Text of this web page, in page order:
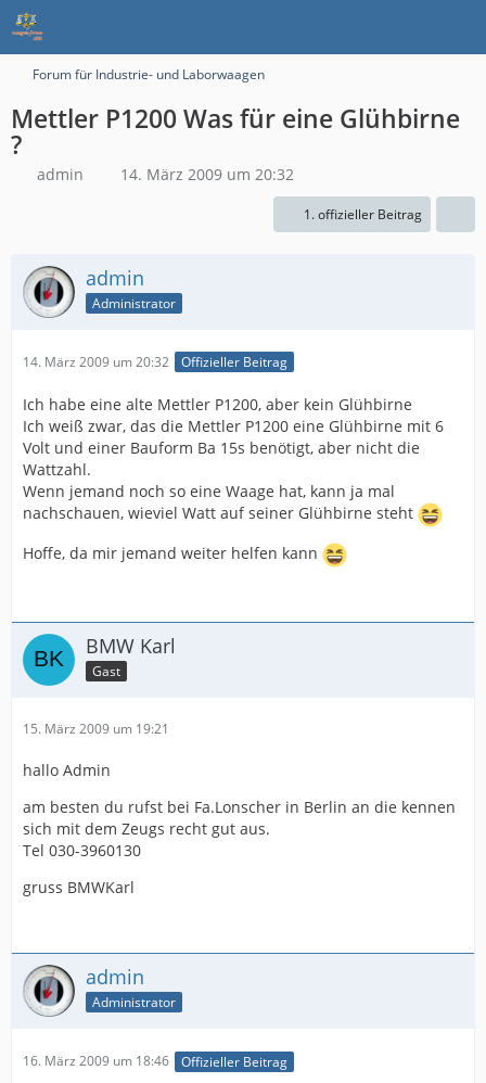
Forum für Industrie- und Laborwaagen
Mettler P1200 Was für eine Glühbirne
?
admin 14. März 2009 um 20:32
1. offizieller Beitrag
admin
Administrator
14. März 2009 um 20:32 Offizieller Beitrag
Ich habe eine alte Mettler P1200, aber kein Glühbirne
Ich weiß zwar, das die Mettler P1200 eine Glühbirne mit 6
Volt und einer Bauform Ba 15s benötigt, aber nicht die
Wattzahl.
Wenn jemand noch so eine Waage hat, kann ja mal
nachschauen, wieviel Watt auf seiner Glühbirne steht
Hoffe, da mir jemand weiter helfen kann
BMW Karl
Gast
15. März 2009 um 19:21
hallo Admin
am besten du rufst bei Fa.Lonscher in Berlin an die kennen
sich mit dem Zeugs recht gut aus.
Tel 030-3960130
gruss BMWKarl
admin
Administrator
16. März 2009 um 18:46 Offizieller Beitrag